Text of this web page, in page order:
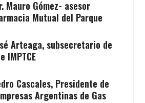
Mauro Gómez- asesor
Mutual del Parque
Arteaga, subsecretario de
IMPTCE
Cascales, Presidente de
Argentinas de Gas